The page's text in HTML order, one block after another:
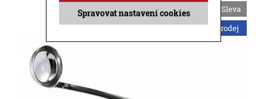
Sleva
Výprodej
Spravovat nastavení cookies